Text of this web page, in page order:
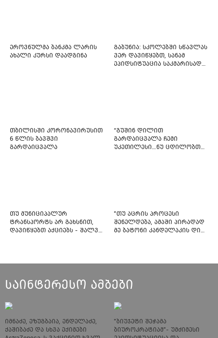
ეროვნულმა ბანკმა ლარის
ახალი კურსი დაადგინა
გაბუნია: სკოლებში სწავლას
ვერ დავიწყებთ, სანამ
ეპიდსიტუაცია საკმარისად
თბილისში კორონავირუსით
6 წლის ბავშვი
გარდაიცვალა
“გუშინ დილით
გარდაიცვალა ჩემი
უკეთილესი…ნუ ცდილობთ
თუ მუნიციპალურ
ტრანსპორტს არ გახსნით,
დავიწყებთ აქციებს - შალვა
"თუ აცრის პროცესი
შენელდება, ამაში პირადად
მე ბატონი კანდელაკის დიდ
საინტერესო ამბები
იმნაძე, ეზუგბაია, ენდელაძე,
ქაშიბაძე და სხვა ექიმები
"ბიუჯეტი შეჭამა
ბიუროკრატიამ"- უმძიმესი